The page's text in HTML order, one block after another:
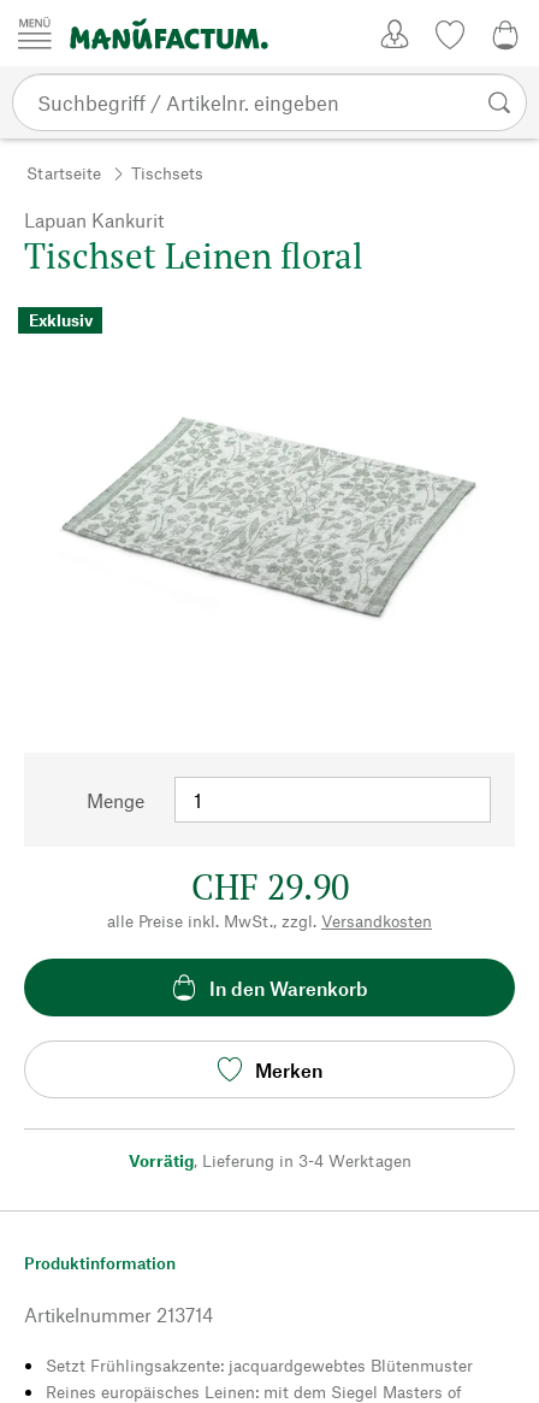
Zum Inhalt springen
Startseite Tischsets
Lapuan Kankurit
Tischset Leinen floral
Exklusiv
Menge
CHF 29.90
alle Preise inkl. MwSt., zzgl. Versandkosten
In den Warenkorb
Merken
Vorrätig, Lieferung in 3-4 Werktagen
Produktinformation
Artikelnummer 213714
Setzt Frühlingsakzente: jacquardgewebtes Blütenmuster
Reines europäisches Leinen: mit dem Siegel Masters of